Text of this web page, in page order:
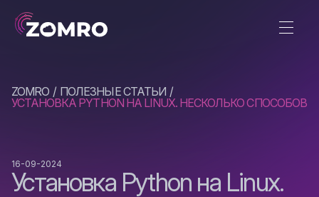
ZOMRO
ПОЛЕЗНЫЕ СТАТЬИ
УСТАНОВКА PYTHON НА LINUX. НЕСКОЛЬКО СПОСОБОВ
Установка Python на Linux.
16-09-2024